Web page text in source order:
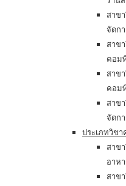
สาข
จัดก
สาข
คอม
สาข
คอม
สาข
จัดก
ประเภทวิช
สาข
อาห
สาข